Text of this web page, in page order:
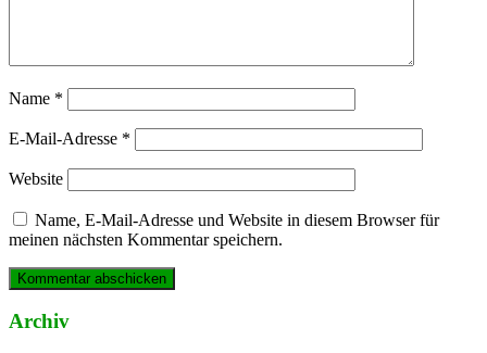
Name *
E-Mail-Adresse *
Website
Name, E-Mail-Adresse und Website in diesem Browser für
meinen nächsten Kommentar speichern.
Archiv